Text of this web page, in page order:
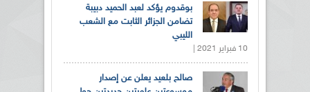
بوقدوم يؤكد لعبد الحميد دبيبة
تضامن الجزائر الثابت مع الشعب
الليبي
10 فبراير 2021 |
صالح بلعيد يعلن عن إصدار